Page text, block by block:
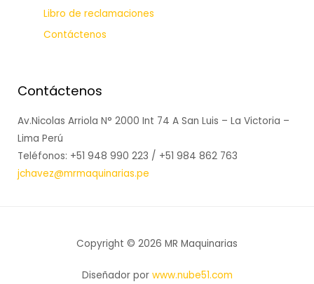
Libro de reclamaciones
Contáctenos
Contáctenos
Av.Nicolas Arriola N° 2000 Int 74 A San Luis – La Victoria –
Lima Perú
Teléfonos: +51 948 990 223 / +51 984 862 763
jchavez@mrmaquinarias.pe
Copyright © 2026 MR Maquinarias
Diseñador por www.nube51.com